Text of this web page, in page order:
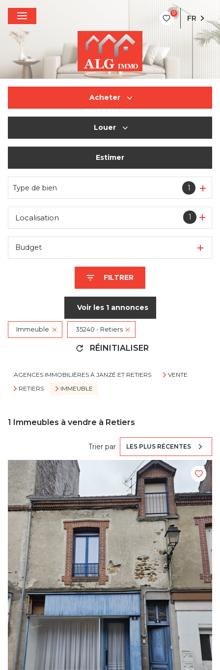
0
FR
Acheter
Louer
De l'immo pro
Estimer
Type de bien 1
1
Localisation
Budget
FILTRER
Voir les 1annonces
Immeuble 35240 - Retiers
RÉINITIALISER
AGENCES IMMOBILIÈRES À JANZÉ ET RETIERS
VENTE
RETIERS
IMMEUBLE
1 Immeubles à vendre à Retiers
Trier par LES PLUS RÉCENTES